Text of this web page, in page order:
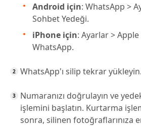
Android için: WhatsApp >
Sohbet Yedeği.
iPhone için: Ayarlar >
WhatsApp.
WhatsApp'ı silip tekrar yükleyin.
Numaranızı doğrulayın ve
işlemini başlatın. Kurtarma
sonra, silinen fotoğraflarınıza